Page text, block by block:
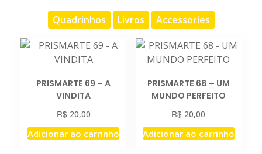
Quadrinhos Livros Accessories
PRISMARTE 69 – A
VINDITA
R$ 20,00
Adicionar ao carrinho
PRISMARTE 68 – UM
MUNDO PERFEITO
R$ 20,00
Adicionar ao carrinho